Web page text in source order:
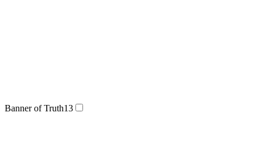
Banner of Truth13